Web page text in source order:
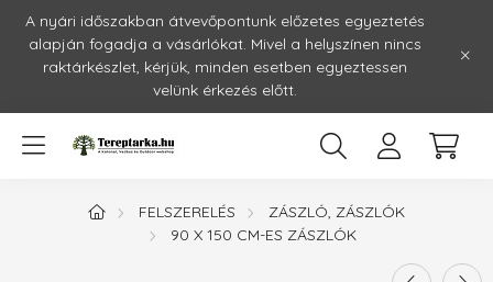
A nyári időszakban átvevőpontunk előzetes egyeztetés
alapján fogadja a vásárlókat. Mivel a helyszínen nincs
raktárkészlet, kérjük, minden esetben egyeztessen
velünk érkezés előtt.
FELSZERELÉS
ZÁSZLÓ, ZÁSZLÓK
90 X 150 CM-ES ZÁSZLÓK